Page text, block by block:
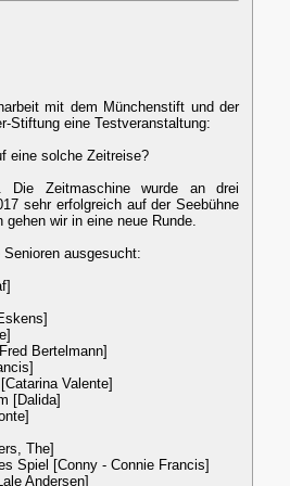
mit dem Münchenstift und der
Stiftung eine Testveranstaltung:
eine solche Zeitreise?
Die Zeitmaschine wurde an drei
sehr erfolgreich auf der Seebühne
wir in eine neue Runde.
ausgesucht:
Bertelmann]
Valente]
[Dalida]
The]
Spiel [Conny - Connie Francis]
Andersen]